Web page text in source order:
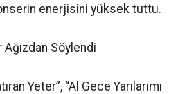
enerjisini yüksek tuttu.
Ağızdan Söylendi
Yeter”, “Al Gece Yarılarımı